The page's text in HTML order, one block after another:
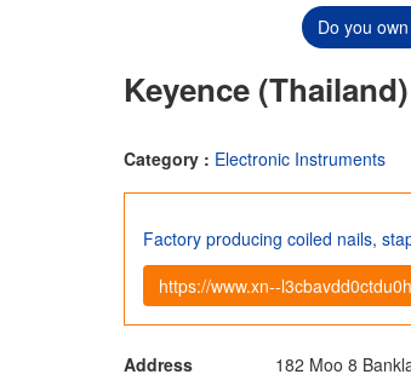
Do you
Keyence
Category : Electronic Instruments
Factory producing coiled nails,
https://www.xn--
Address 182 Moo 8